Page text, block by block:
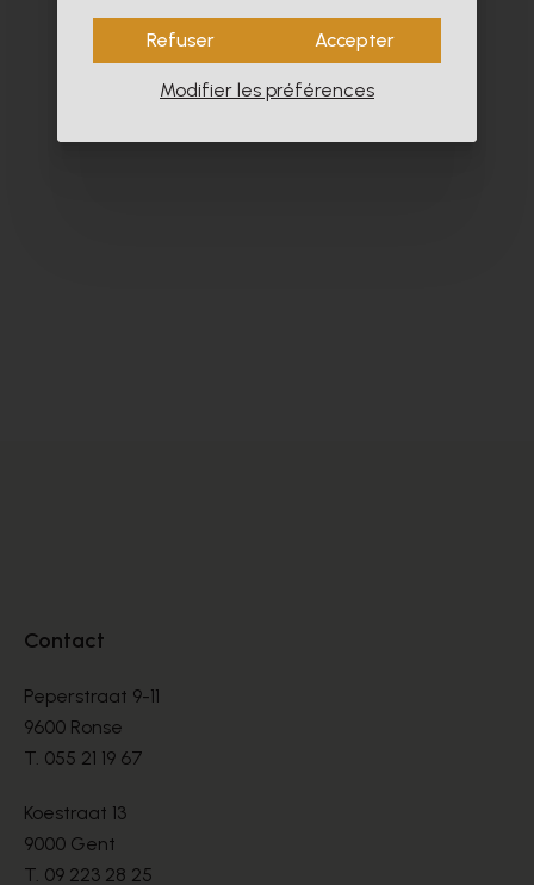
Contact
Peperstraat 9-11
9600 Ronse
T. 055 21 19 67
Koestraat 13
9000 Gent
T. 09 223 28 25
Refuser Accepter
Modifier les préférences